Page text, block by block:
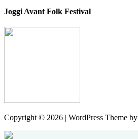
Joggi Avant Folk Festival
Copyright © 2026 | WordPress Theme by